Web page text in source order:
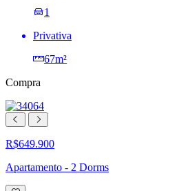
1
Privativa
67m²
Compra
R$649.900
Apartamento - 2 Dorms